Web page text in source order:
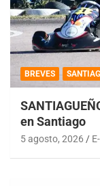
BREVES
en Santiago
5 agosto, 2026